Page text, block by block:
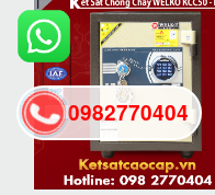
0982770404